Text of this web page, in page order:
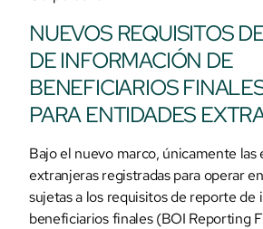
NUEVOS REQUISITOS
DE INFORMACIÓN DE
BENEFICIARIOS
PARA ENTIDADES
Bajo el nuevo marco, únicamente las
extranjeras registradas para operar
sujetas a los requisitos de reporte de
beneficiarios finales (BOI Reporting